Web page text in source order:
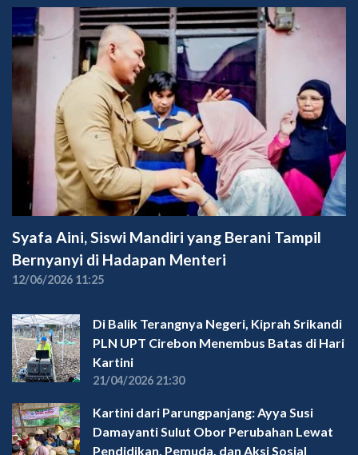
Syafa Aini, Siswi Mandiri yang Berani Tampil
Bernyanyi di Hadapan Menteri
12/06/2026 11:25
Di Balik Terangnya Negeri, Kiprah Srikandi
PLN UPT Cirebon Menembus Batas di Hari
Kartini
21/04/2026 21:30
Kartini dari Parungpanjang: Ayya Susi
Damayanti Sulut Obor Perubahan Lewat
Pendidikan, Pemuda, dan Aksi Sosial